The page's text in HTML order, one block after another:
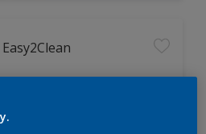
god dekkevne